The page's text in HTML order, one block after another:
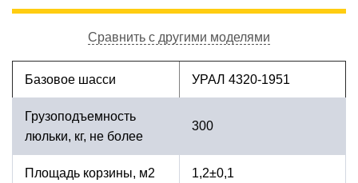
Сравнить с другими моделями
Базовое шасси УРАЛ 4320-1951
Грузоподъемность
люльки, кг, не более
300
Площадь корзины, м2 1,2±0,1